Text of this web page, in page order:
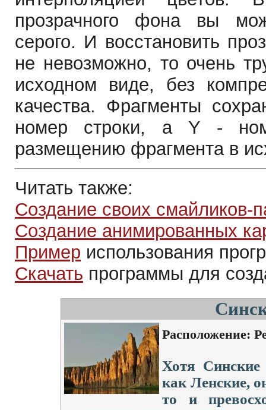
прозрачного фона вы
серого. И восстановить
не невозможно, то очень
исходном виде, без
качества. Фрагменты
номер строки, а Y -
размещению фрагмента в
Читать также:
Создание своих смайликов-
Создание анимированных
Пример использования
Скачать программы для